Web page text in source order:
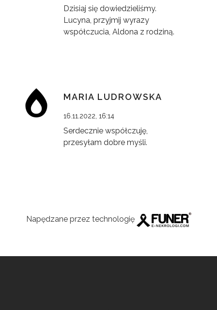
Dzisiaj się dowiedzieliśmy.
Lucyna, przyjmij wyrazy
współczucia, Aldona z rodziną.
MARIA LUDROWSKA
16.11.2022, 16:14
Serdecznie współczuję,
przesyłam dobre myśli.
Napędzane przez technologię